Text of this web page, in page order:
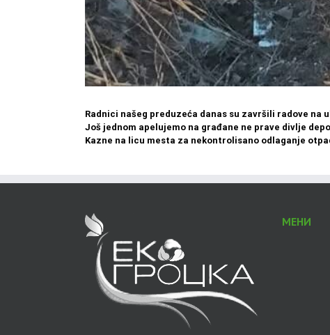
Radnici našeg preduzeća danas su završili radove
Još jednom apelujemo na građane ne prave divlje
Kazne na licu mesta za nekontrolisano odlaganje
МЕНИ